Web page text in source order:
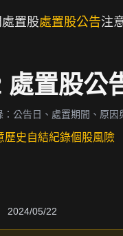
置股處置股公告注
處置股公
：公告日、處置期間、原
歷史自結紀錄個股風險
2024/05/22